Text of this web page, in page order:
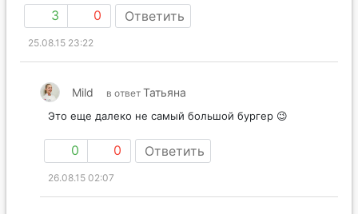
3 0 Ответить
25.08.15 23:22
Mild в ответ Татьяна
Это еще далеко не самый большой бургер 😉
0 0 Ответить
26.08.15 02:07